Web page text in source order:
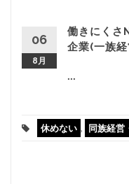
06
8月
働きにくさ
企業(一族経
...
休めない , 同族経営